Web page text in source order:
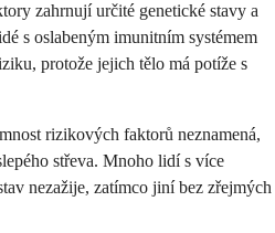
zahrnují určité genetické stavy a
s oslabeným imunitním systémem
protože jejich tělo má potíže s
rizikových faktorů neznamená,
střeva. Mnoho lidí s více
nezažije, zatímco jiní bez zřejmých